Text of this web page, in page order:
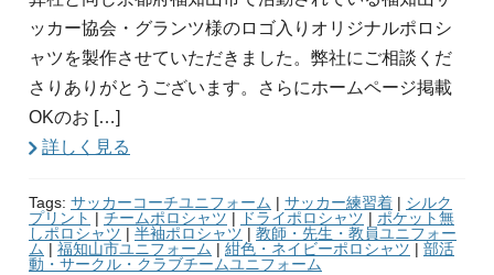
ッカー協会・グランツ様のロゴ入りオリジナルポロシ
ャツを製作させていただきました。弊社にご相談くだ
さりありがとうございます。さらにホームページ掲載
OKのお […]
詳しく見る
Tags: サッカーコーチユニフォーム | サッカー練習着 | シルク
プリント | チームポロシャツ | ドライポロシャツ | ポケット無
しポロシャツ | 半袖ポロシャツ | 教師・先生・教員ユニフォー
ム | 福知山市ユニフォーム | 紺色・ネイビーポロシャツ | 部活
動・サークル・クラブチームユニフォーム